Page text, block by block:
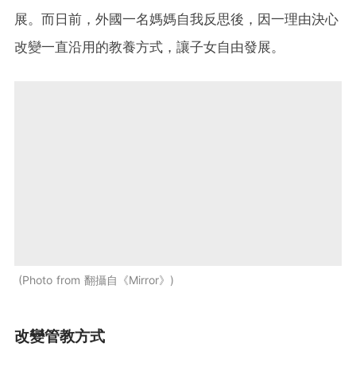
展。而日前，外國一名媽媽自我反思後，因一理由決心
改變一直沿用的教養方式，讓子女自由發展。
Photo from 翻攝自《Mirror》
改變管教方式